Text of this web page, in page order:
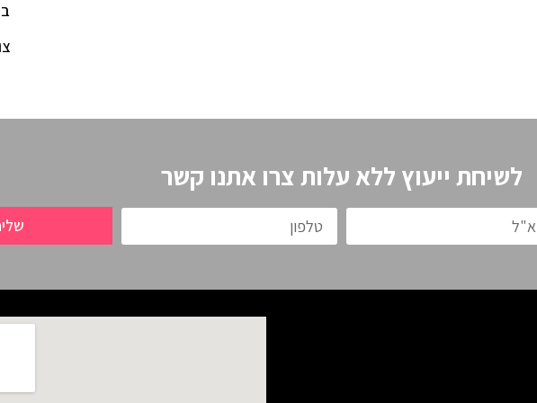
לשיחת ייעוץ ללא עלות צרו אתנו קשר